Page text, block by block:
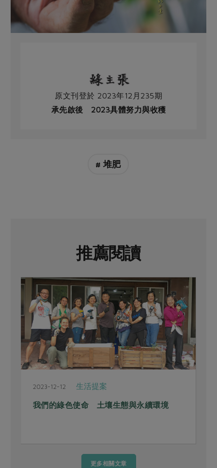
原文刊登於 2023年12月235期
承先啟後 2023具體努力與收穫
# 堆肥
推薦閱讀
2023-12-12 生活提案
我們的綠色使命 土壤生態與永續環境
更多相關文章